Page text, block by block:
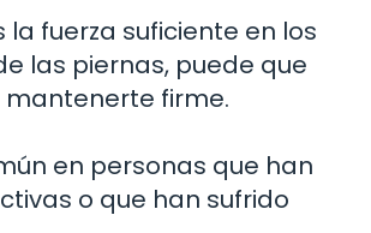
la fuerza suficiente en los
las piernas, puede que
mantenerte firme.
en personas que han
o que han sufrido